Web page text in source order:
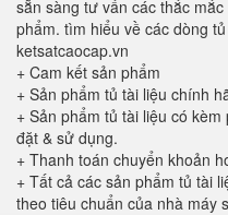
sẵn sàng tư vấn các thắc
phẩm. tìm hiểu về các dòng
ketsatcaocap.vn
+ Cam kết sản phẩm
+ Sản phẩm tủ tài liệu chính
+ Sản phẩm tủ tài liệu có
đặt & sử dụng.
+ Thanh toán chuyển khoản
+ Tất cả các sản phẩm tủ tài
theo tiêu chuẩn của nhà máy